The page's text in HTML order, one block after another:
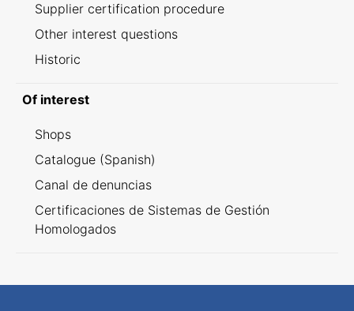
Supplier certification procedure
Other interest questions
Historic
Of interest
Shops
Catalogue (Spanish)
Canal de denuncias
Certificaciones de Sistemas de Gestión
Homologados